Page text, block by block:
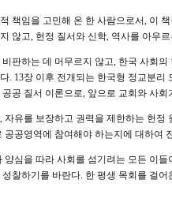
책임을 고민해 온 한 사람으로서, 이
않고, 헌정 질서와 신학, 역사를 아우
판하는 데 머무르지 않고, 한국 사회
. 13장 이후 전개되는 한국형 정교분
공 질서 이론으로, 앞으로 교회와 사
유를 보장하고 권력을 제한하는 헌
공영역에 참여해야 하는지에 대하여
심을 따라 사회를 섬기려는 모든 이
찰하기를 바란다. 한 평생 목회를 걸